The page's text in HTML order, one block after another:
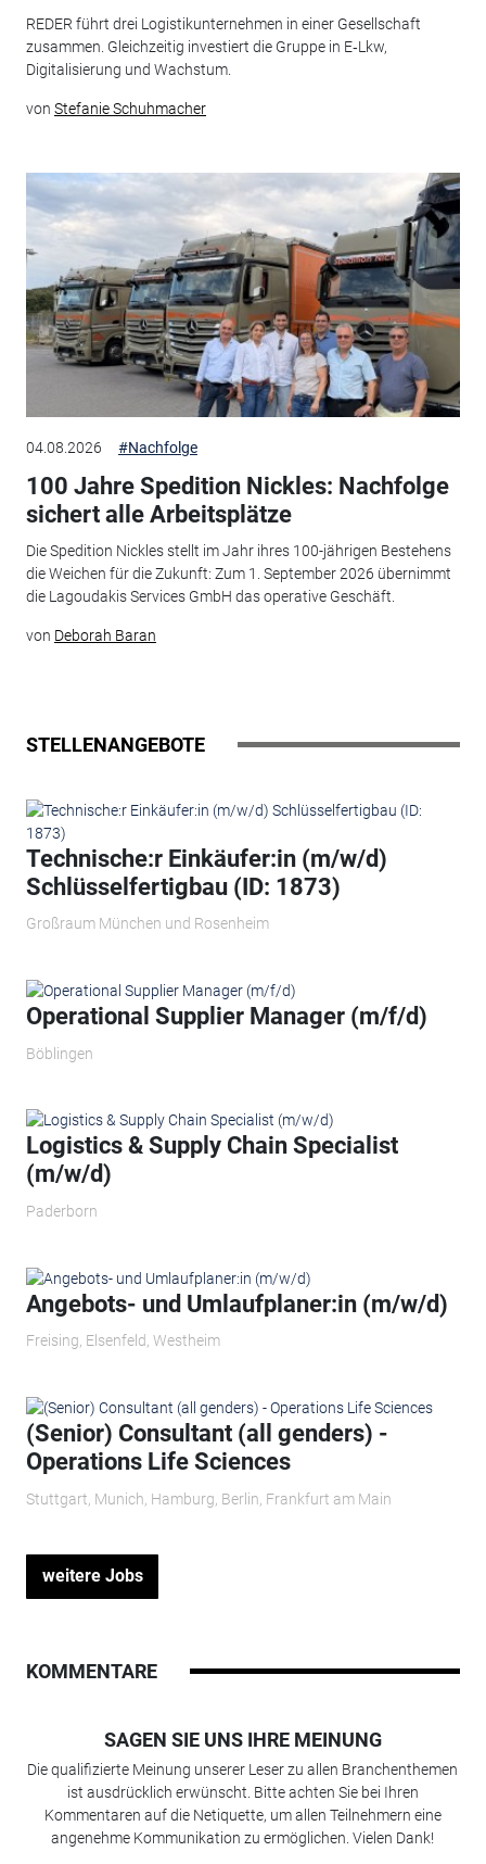
REDER führt drei Logistikunternehmen in einer Gesellschaft
zusammen. Gleichzeitig investiert die Gruppe in E‑Lkw,
Digitalisierung und Wachstum.
von Stefanie Schuhmacher
04.08.2026 #Nachfolge
100 Jahre Spedition Nickles: Nachfolge
sichert alle Arbeitsplätze
Die Spedition Nickles stellt im Jahr ihres 100-jährigen Bestehens
die Weichen für die Zukunft: Zum 1. September 2026 übernimmt
die Lagoudakis Services GmbH das operative Geschäft.
von Deborah Baran
STELLENANGEBOTE
Technische:r Einkäufer:in (m/w/d)
Schlüsselfertigbau (ID: 1873)
Großraum München und Rosenheim
Operational Supplier Manager (m/f/d)
Böblingen
Logistics & Supply Chain Specialist
(m/w/d)
Paderborn
Angebots- und Umlaufplaner:in (m/w/d)
Freising, Elsenfeld, Westheim
(Senior) Consultant (all genders) -
Operations Life Sciences
Stuttgart, Munich, Hamburg, Berlin, Frankfurt am Main
weitere Jobs
KOMMENTARE
SAGEN SIE UNS IHRE MEINUNG
Die qualifizierte Meinung unserer Leser zu allen Branchenthemen
ist ausdrücklich erwünscht. Bitte achten Sie bei Ihren
Kommentaren auf die Netiquette, um allen Teilnehmern eine
angenehme Kommunikation zu ermöglichen. Vielen Dank!